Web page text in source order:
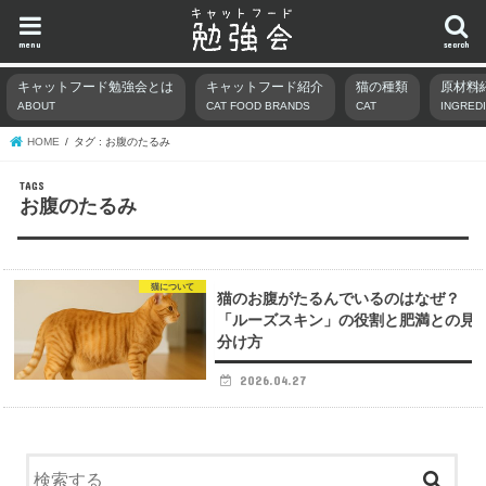
search
menu
キャットフード勉強会とは
ABOUT
キャットフード紹介
CAT FOOD BRANDS
猫の種類
CAT
原材料
HOME タグ : お腹のたるみ
お腹のたるみ
猫について
猫のお腹がたるんでいるのはなぜ？
「ルーズスキン」の役割と肥満との見
分け方
2026.04.27